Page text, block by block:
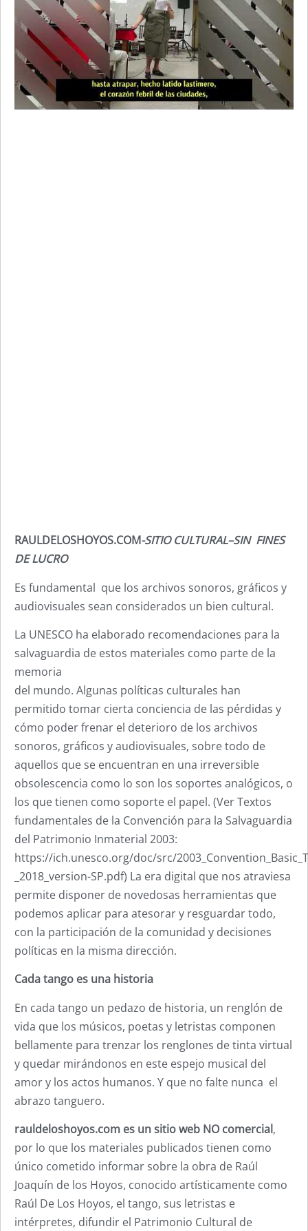
RAULDELOSHOYOS.COM-SITIO CULTURAL–SIN FINES
DE LUCRO
Es fundamental que los archivos sonoros, gráficos y
audiovisuales sean considerados un bien cultural.
La UNESCO ha elaborado recomendaciones para la
salvaguardia de estos materiales como parte de la
memoria
del mundo. Algunas políticas culturales han
permitido tomar cierta conciencia de las pérdidas y
cómo poder frenar el deterioro de los archivos
sonoros, gráficos y audiovisuales, sobre todo de
aquellos que se encuentran en una irreversible
obsolescencia como lo son los soportes analógicos, o
los que tienen como soporte el papel. (Ver Textos
fundamentales de la Convención para la Salvaguardia
del Patrimonio Inmaterial 2003:
https://ich.unesco.org/doc/src/
_2018_version-SP.pdf) La era digital que nos atraviesa
permite disponer de novedosas herramientas que
podemos aplicar para atesorar y resguardar todo,
con la participación de la comunidad y decisiones
políticas en la misma dirección.
Cada tango es una historia
En cada tango un pedazo de historia, un renglón de
vida que los músicos, poetas y letristas componen
bellamente para trenzar los renglones de tinta virtual
y quedar mirándonos en este espejo musical del
amor y los actos humanos. Y que no falte nunca el
abrazo tanguero.
rauldeloshoyos.com es un sitio web NO comercial,
por lo que los materiales publicados tienen como
único cometido informar sobre la obra de Raúl
Joaquín de los Hoyos, conocido artísticamente como
Raúl De Los Hoyos, el tango, sus letristas e
intérpretes, difundir el Patrimonio Cultural de